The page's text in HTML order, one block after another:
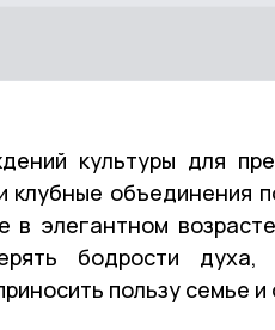
культуры для
клубные объединения
в элегантном
бодрости духа,
пользу семье